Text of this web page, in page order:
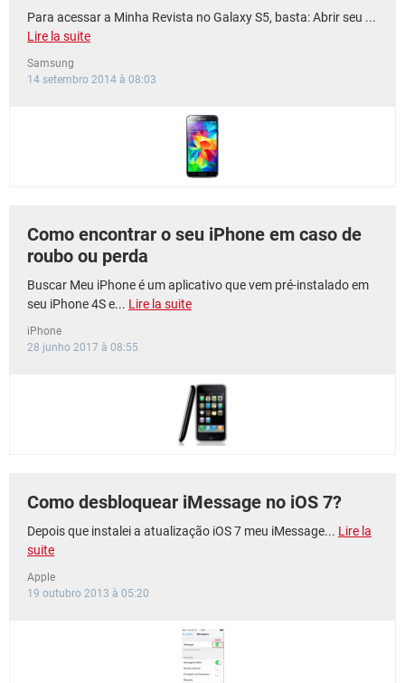
Para acessar a Minha Revista no Galaxy S5, basta: Abrir seu ...
Lire la suite
Samsung
14 setembro 2014 à 08:03
Como encontrar o seu iPhone em caso de
roubo ou perda
Buscar Meu iPhone é um aplicativo que vem pré-instalado em
seu iPhone 4S e... Lire la suite
iPhone
28 junho 2017 à 08:55
Como desbloquear iMessage no iOS 7?
Depois que instalei a atualização iOS 7 meu iMessage... Lire la
suite
Apple
19 outubro 2013 à 05:20